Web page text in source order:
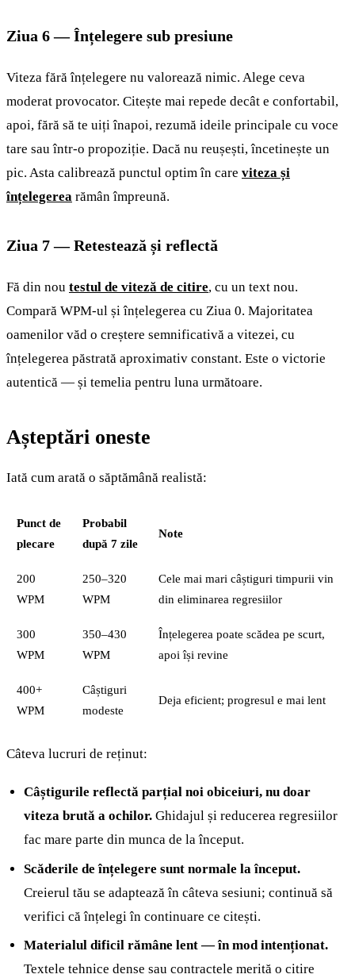
Ziua 6 — Înțelegere sub presiune
Viteza fără înțelegere nu valorează nimic. Alege ceva
moderat provocator. Citește mai repede decât e confortabil,
apoi, fără să te uiți înapoi, rezumă ideile principale cu voce
tare sau într-o propoziție. Dacă nu reușești, încetinește un
pic. Asta calibrează punctul optim în care viteza și
înțelegerea rămân împreună.
Ziua 7 — Retestează și reflectă
Fă din nou testul de viteză de citire, cu un text nou.
Compară WPM-ul și înțelegerea cu Ziua 0. Majoritatea
oamenilor văd o creștere semnificativă a vitezei, cu
înțelegerea păstrată aproximativ constant. Este o victorie
autentică — și temelia pentru luna următoare.
Așteptări oneste
Iată cum arată o săptămână realistă:
Punct de
plecare
Probabil
după 7 zile
Note
200
WPM
250–320
WPM
Cele mai mari câștiguri timpurii vin
din eliminarea regresiilor
300
WPM
350–430
WPM
Înțelegerea poate scădea pe scurt,
apoi își revine
400+
WPM
Câștiguri
modeste
Deja eficient; progresul e mai lent
Câteva lucruri de reținut:
Câștigurile reflectă parțial noi obiceiuri, nu doar
viteza brută a ochilor. Ghidajul și reducerea regresiilor
fac mare parte din munca de la început.
Scăderile de înțelegere sunt normale la început.
Creierul tău se adaptează în câteva sesiuni; continuă să
verifici că înțelegi în continuare ce citești.
Materialul dificil rămâne lent — în mod intenționat.
Textele tehnice dense sau contractele merită o citire